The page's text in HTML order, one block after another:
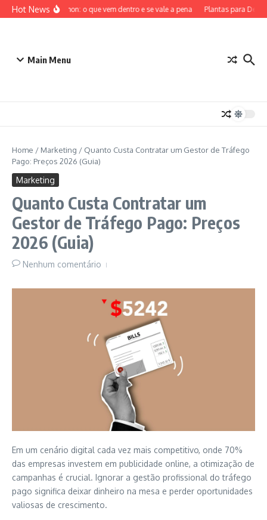
Ir para o conteúdo
Hot News
ETB Pokémon: o que vem dentro e se vale a pena Plantas para
Main Menu
Home / Marketing / Quanto Custa Contratar um Gestor de Tráfego
Pago: Preços 2026 (Guia)
Marketing
Quanto Custa Contratar um
Gestor de Tráfego Pago: Preços
2026 (Guia)
Nenhum comentário
Em um cenário digital cada vez mais competitivo, onde 70%
das empresas investem em publicidade online, a otimização de
campanhas é crucial. Ignorar a gestão profissional do tráfego
pago significa deixar dinheiro na mesa e perder oportunidades
valiosas de crescimento.